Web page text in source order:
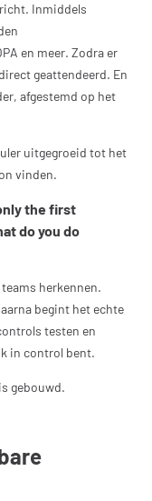
Inmiddels
en meer. Zodra er
geattendeerd. En
afgestemd op het
uitgegroeid tot het
vinden.
the first
do you do
herkennen.
begint het echte
testen en
in control bent.
gebouwd.